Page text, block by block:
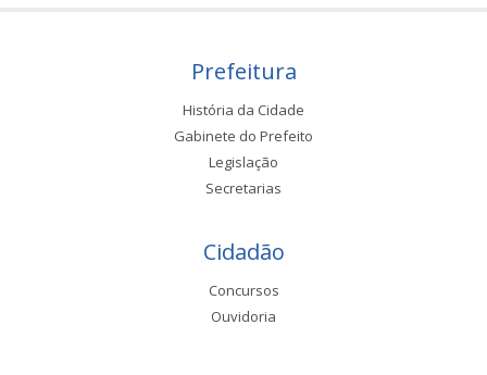
Prefeitura
História da Cidade
Gabinete do Prefeito
Legislação
Secretarias
Cidadão
Concursos
Ouvidoria